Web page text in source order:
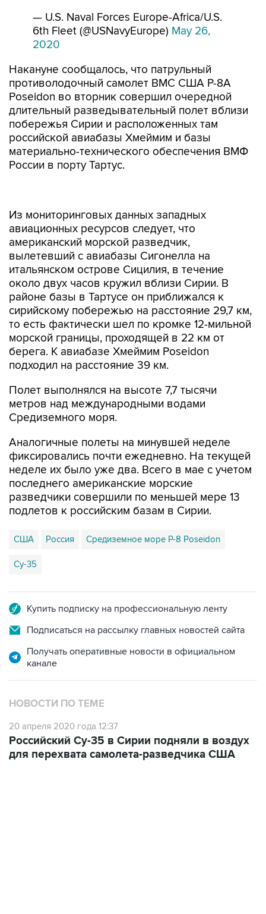
— U.S. Naval Forces Europe-Africa/U.S.
6th Fleet (@USNavyEurope) May 26,
2020
Накануне сообщалось, что патрульный
противолодочный самолет ВМС США P-8A
Poseidon во вторник совершил очередной
длительный разведывательный полет вблизи
побережья Сирии и расположенных там
российской авиабазы Хмеймим и базы
материально-технического обеспечения ВМФ
России в порту Тартус.
американский морской разведчик,
вылетевший с авиабазы Сигонелла на
итальянском острове Сицилия, в течение
около двух часов кружил вблизи Сирии. В
районе базы в Тартусе он приближался к
сирийскому побережью на расстояние 29,7 км,
то есть фактически шел по кромке 12-мильной
морской границы, проходящей в 22 км от
берега. К авиабазе Хмеймим Poseidon
подходил на расстояние 39 км.
Полет выполнялся на высоте 7,7 тысячи
Средиземного моря.
Аналогичные полеты на минувшей неделе
неделе их было уже два. Всего в мае с учетом
последнего американские морские
разведчики совершили по меньшей мере 13
подлетов к российским базам в Сирии.
США Россия Средиземное море P-8 Poseidon
Су-35
Подписаться на рассылку главных новостей сайта
Получать оперативные новости в официальном
НОВОСТИ ПО ТЕМЕ
20 апреля 2020 года 12:37
для перехвата самолета-разведчика США